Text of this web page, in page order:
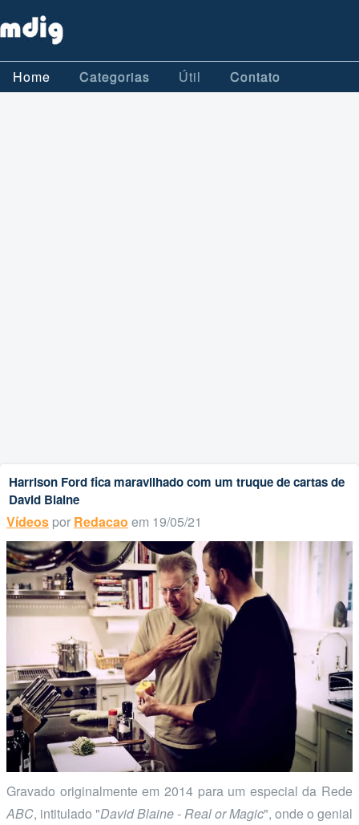
Home Categorias Útil Contato
Harrison Ford fica maravilhado com um truque de cartas de
David Blaine
Vídeos por Redacao em 19/05/21
Gravado originalmente em 2014 para um especial da Rede
ABC, intitulado "David Blaine - Real or Magic", onde o genial